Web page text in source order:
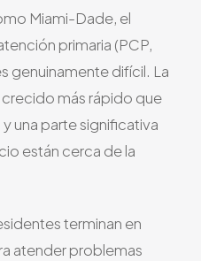
Miami-Dade, el
primaria (PCP,
genuinamente difícil. La
más rápido que
una parte significativa
están cerca de la
terminan en
atender problemas